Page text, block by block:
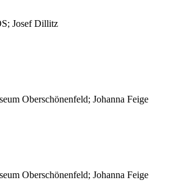
Josef Dillitz
Oberschönenfeld; Johanna Feige
Oberschönenfeld; Johanna Feige